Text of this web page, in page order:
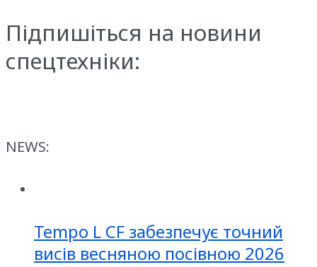
Підпишіться на новини
спецтехніки:
NEWS:
Tempo L CF забезпечує точний
висів весняною посівною 2026